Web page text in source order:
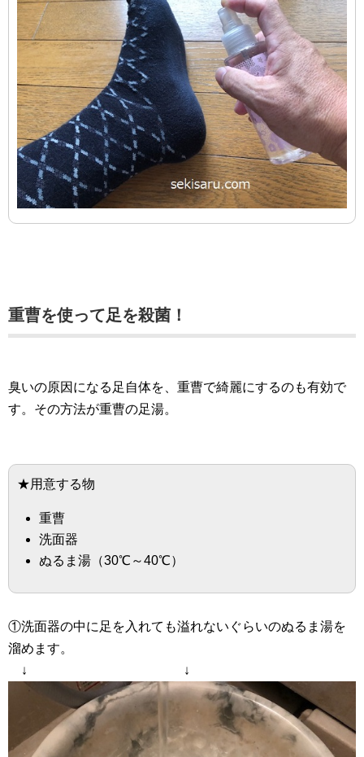
重曹を使って足を殺菌！
臭いの原因になる足自体を、重曹で綺麗にするのも有効で
す。その方法が重曹の足湯。
★用意する物
重曹
洗面器
ぬるま湯（30℃～40℃）
①洗面器の中に足を入れても溢れないぐらいのぬるま湯を
溜めます。
↓ ↓